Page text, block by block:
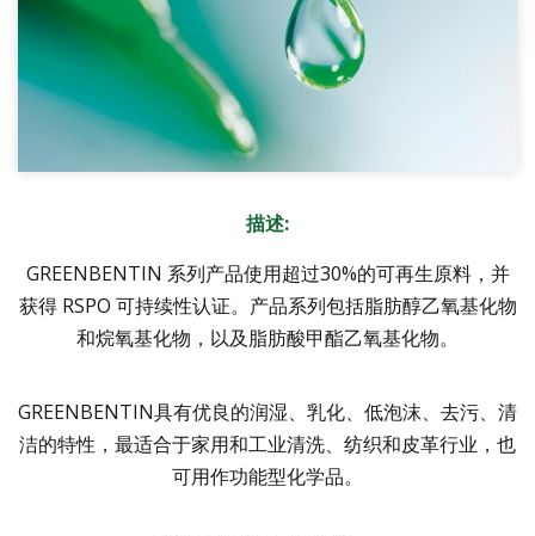
描述:
GREENBENTIN 系列产品使用超过30%的可再生原料，并
获得 RSPO 可持续性认证。产品系列包括脂肪醇乙氧基化物
和烷氧基化物，以及脂肪酸甲酯乙氧基化物。
GREENBENTIN具有优良的润湿、乳化、低泡沫、去污、清
洁的特性，最适合于家用和工业清洗、纺织和皮革行业，也
可用作功能型化学品。